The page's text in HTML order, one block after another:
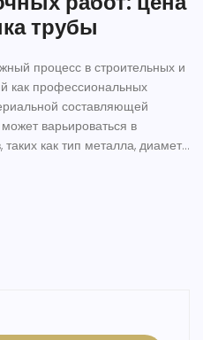
трубы
процесс в строительных и
как профессиональных
составляющей
варьироваться в
как тип металла, диаметр
влияющие на
приведены советы по